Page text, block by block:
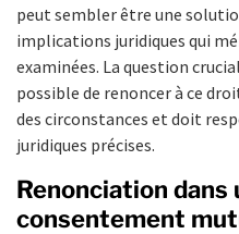
peut sembler être une
implications juridiques qui
examinées. La question
possible de renoncer à ce
des circonstances et doit
juridiques précises.
Renonciation dans
consentement